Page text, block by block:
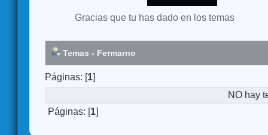
Gracias que tu has dado en los temas
Temas - Fermarno
Páginas: [1]
NO hay
Páginas: [1]